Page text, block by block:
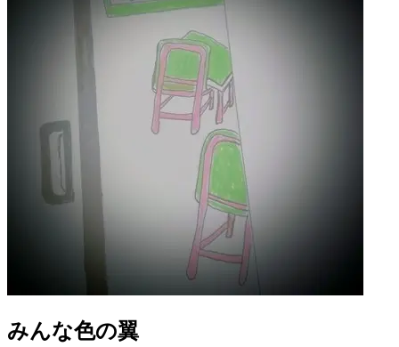
みんな色の翼